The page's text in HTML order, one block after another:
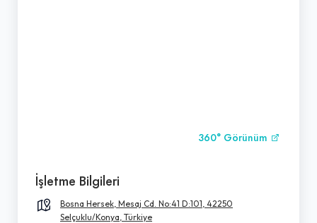
360° Görünüm
İşletme Bilgileri
Bosna Hersek, Mesaj Cd. No:41 D:101, 42250
Selçuklu/Konya, Türkiye